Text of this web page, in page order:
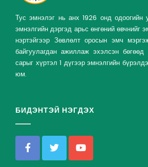
Тус эмнэлэг нь анх 1926 онд одоогийн
эмнэлгийн дэргэд арьс өнгөний өвчнийг
нэртэйгээр Зөвлөлт оросын эмч
байгуулагдан ажиллаж эхэлсэн
сарыг хүртэл 1 дүгээр эмнэлгийн
юм.
БИДЭНТЭЙ НЭГДЭХ